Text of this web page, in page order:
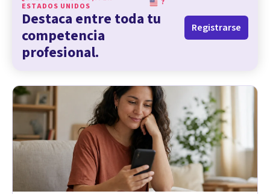
ESTADOS UNIDOS
Destaca entre toda tu
competencia
profesional.
Registrarse